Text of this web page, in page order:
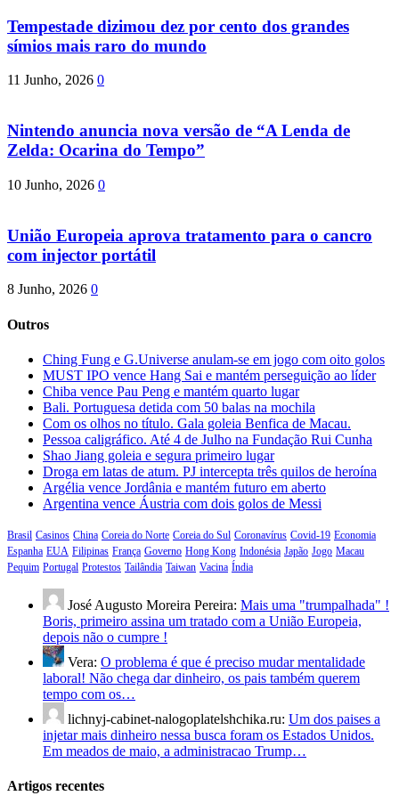
Tempestade dizimou dez por cento dos grandes
símios mais raro do mundo
11 Junho, 2026 0
Nintendo anuncia nova versão de “A Lenda de
Zelda: Ocarina do Tempo”
10 Junho, 2026 0
União Europeia aprova tratamento para o cancro
com injector portátil
8 Junho, 2026 0
Outros
Ching Fung e G.Universe anulam-se em jogo com oito golos
MUST IPO vence Hang Sai e mantém perseguição ao líder
Chiba vence Pau Peng e mantém quarto lugar
Bali. Portuguesa detida com 50 balas na mochila
Com os olhos no título. Gala goleia Benfica de Macau.
Pessoa caligráfico. Até 4 de Julho na Fundação Rui Cunha
Shao Jiang goleia e segura primeiro lugar
Droga em latas de atum. PJ intercepta três quilos de heroína
Argélia vence Jordânia e mantém futuro em aberto
Argentina vence Áustria com dois golos de Messi
Brasil Casinos China Coreia do Norte Coreia do Sul Coronavírus Covid-19 Economia
Espanha EUA Filipinas França Governo Hong Kong Indonésia Japão Jogo Macau
Pequim Portugal Protestos Tailândia Taiwan Vacina Índia
José Augusto Moreira Pereira: Mais uma "trumpalhada" !
Boris, primeiro assina um tratado com a União Europeia,
depois não o cumpre !
Vera: O problema é que é preciso mudar mentalidade
laboral! Não chega dar dinheiro, os pais também querem
tempo com os…
lichnyj-cabinet-nalogoplatelshchika.ru: Um dos paises a
injetar mais dinheiro nessa busca foram os Estados Unidos.
Em meados de maio, a administracao Trump…
Artigos recentes